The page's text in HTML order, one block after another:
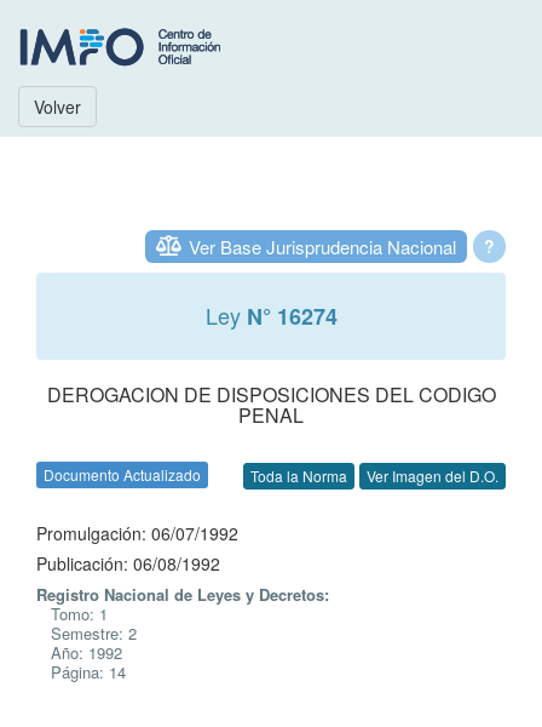
Volver
?
Ver Base Jurisprudencia Nacional
Ley N° 16274
DEROGACION DE DISPOSICIONES DEL CODIGO
PENAL
Documento Actualizado Toda la Norma Ver Imagen del D.O.
Promulgación: 06/07/1992
Publicación: 06/08/1992
Registro Nacional de Leyes y Decretos:
Tomo: 1
Semestre: 2
Año: 1992
Página: 14